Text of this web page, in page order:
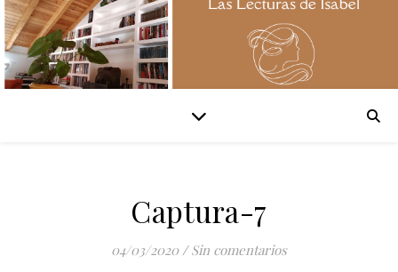
Captura-7
04/03/2020 / Sin comentarios